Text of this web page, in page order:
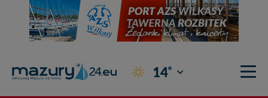
14° Giżycko